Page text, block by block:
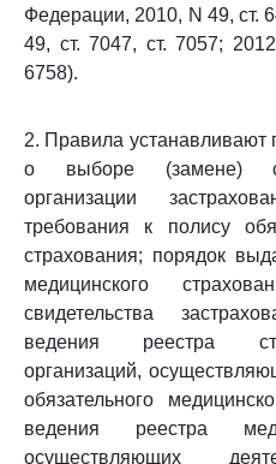
Федерации, 2010, N 49, ст.
49, ст. 7047, ст. 7057;
6758).
2. Правила устанавливают
о выборе (замене)
организации
требования к полису
страхования; порядок
медицинского
свидетельства
ведения реестра
организаций,
обязательного
ведения реестра
осуществляющих